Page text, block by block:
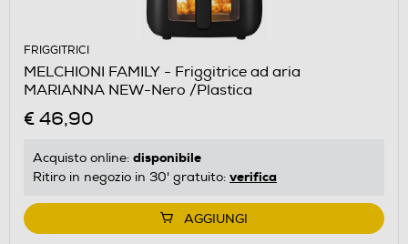
FRIGGITRICI
MELCHIONI FAMILY - Friggitrice ad aria
MARIANNA NEW-Nero /Plastica
€ 46,90
Acquisto online: disponibile
Ritiro in negozio in 30' gratuito: verifica
AGGIUNGI